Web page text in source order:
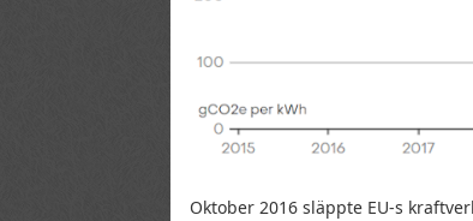
Oktober 2016 släppte EU-s